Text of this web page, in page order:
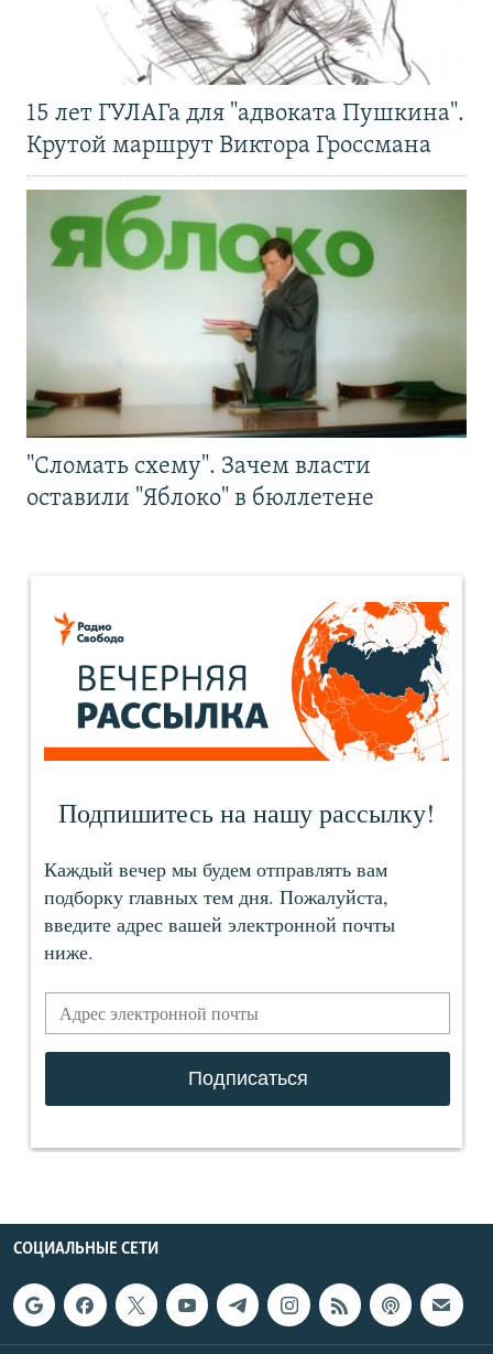
15 лет ГУЛАГа для "адвоката Пушкина".
Крутой маршрут Виктора Гроссмана
"Сломать схему". Зачем власти
оставили "Яблоко" в бюллетене
СОЦИАЛЬНЫЕ СЕТИ